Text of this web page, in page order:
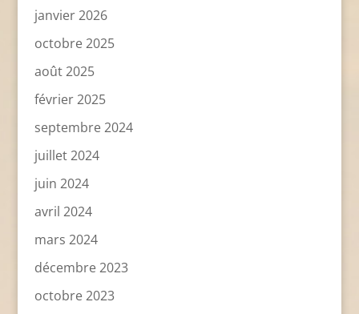
janvier 2026
octobre 2025
août 2025
février 2025
septembre 2024
juillet 2024
juin 2024
avril 2024
mars 2024
décembre 2023
octobre 2023